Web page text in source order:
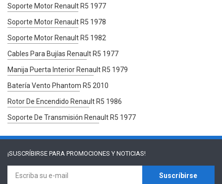
Soporte Motor Renault R5 1977
Soporte Motor Renault R5 1978
Soporte Motor Renault R5 1982
Cables Para Bujías Renault R5 1977
Manija Puerta Interior Renault R5 1979
Batería Vento Phantom R5 2010
Rotor De Encendido Renault R5 1986
Soporte De Transmisión Renault R5 1977
¡SUSCRÍBIRSE PARA PROMOCIONES Y NOTICIAS!
Suscríbirse